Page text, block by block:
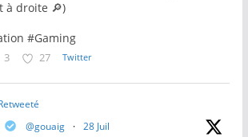
à droite 🔎)
#Gaming
3 27 Twitter
@gouaig · 28 Juil